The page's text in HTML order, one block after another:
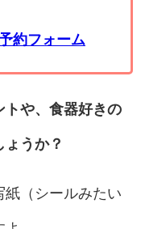
約フォーム
トや、食器好きの
うか？
紙（シールみたい